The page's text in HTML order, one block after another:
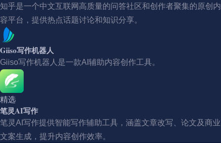
知乎是一个中文互联网高质量的问答社区和创作者聚集的原创内
容平台，提供热点话题讨论和知识分享。
Giiso写作机器人
Giiso写作机器人是一款AI辅助内容创作工具。
精选
笔灵AI写作
笔灵AI写作提供智能写作辅助工具，涵盖文章改写、论文及商业
文案生成，提升内容创作效率。